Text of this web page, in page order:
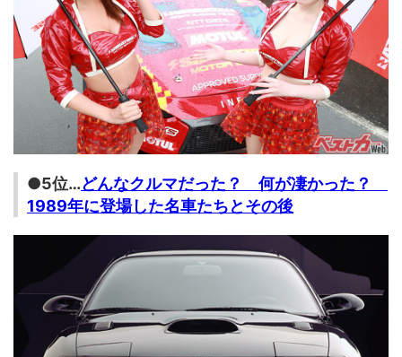
●5位…どんなクルマだった？ 何が凄かった？
1989年に登場した名車たちとその後